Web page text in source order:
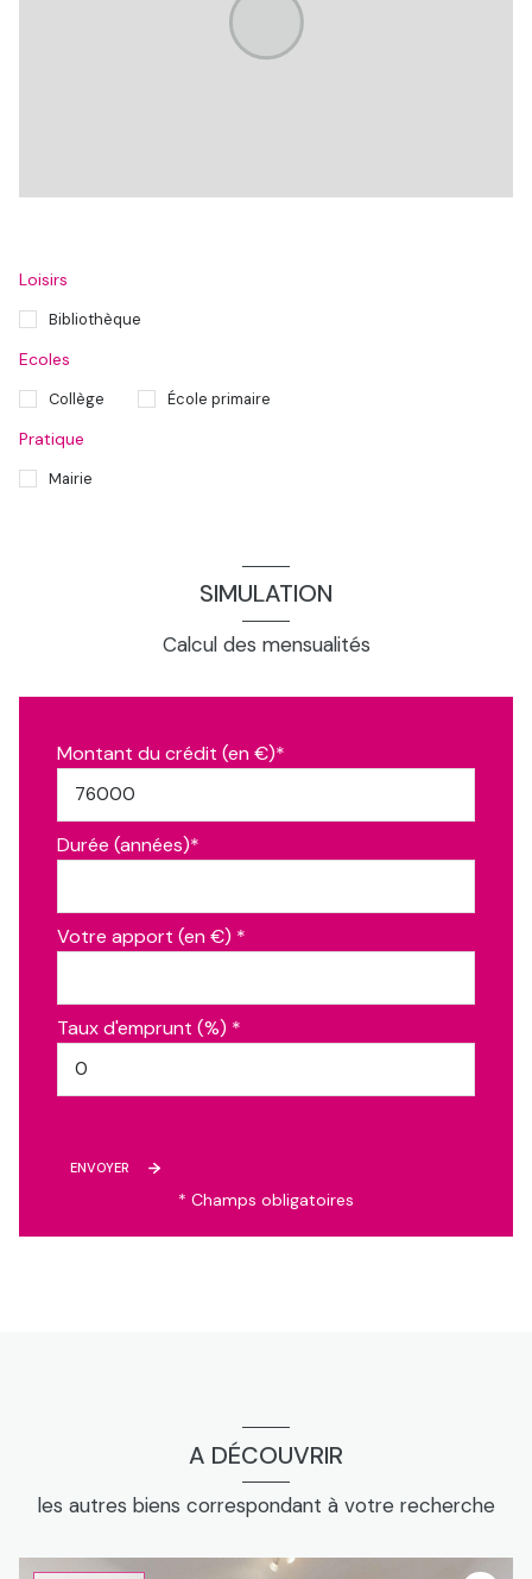
Loisirs
Bibliothèque
Ecoles
Collège École primaire
Pratique
Mairie
SIMULATION
Calcul des mensualités
Montant du crédit (en €)*
Durée (années)*
Votre apport (en €) *
Taux d'emprunt (%) *
ENVOYER
* Champs obligatoires
A DÉCOUVRIR
les autres biens correspondant à votre recherche